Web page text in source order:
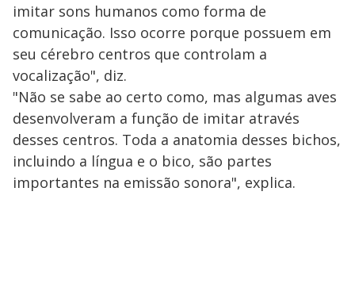
imitar sons humanos como forma de
comunicação. Isso ocorre porque possuem em
seu cérebro centros que controlam a
vocalização", diz.
"Não se sabe ao certo como, mas algumas aves
desenvolveram a função de imitar através
desses centros. Toda a anatomia desses bichos,
incluindo a língua e o bico, são partes
importantes na emissão sonora", explica.